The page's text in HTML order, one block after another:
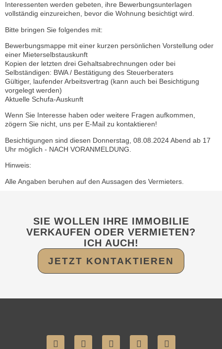
Interessenten werden gebeten, ihre Bewerbungsunterlagen
vollständig einzureichen, bevor die Wohnung besichtigt wird.
Bitte bringen Sie folgendes mit:
Bewerbungsmappe mit einer kurzen persönlichen Vorstellung oder
einer Mieterselbstauskunft
Kopien der letzten drei Gehaltsabrechnungen oder bei
Selbständigen: BWA / Bestätigung des Steuerberaters
Gültiger, laufender Arbeitsvertrag (kann auch bei Besichtigung
vorgelegt werden)
Aktuelle Schufa-Auskunft
Wenn Sie Interesse haben oder weitere Fragen aufkommen,
zögern Sie nicht, uns per E-Mail zu kontaktieren!
Besichtigungen sind diesen Donnerstag, 08.08.2024 Abend ab 17
Uhr möglich - NACH VORANMELDUNG.
Hinweis:
Alle Angaben beruhen auf den Aussagen des Vermieters.
SIE WOLLEN IHRE IMMOBILIE
VERKAUFEN ODER VERMIETEN?
ICH AUCH!
JETZT KONTAKTIEREN